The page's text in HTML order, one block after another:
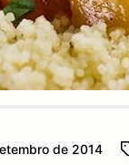
de 2014